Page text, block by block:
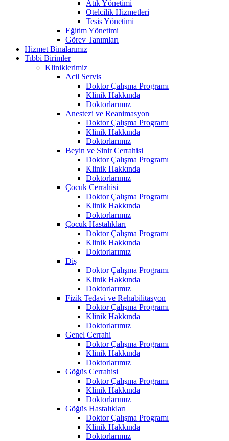
Atık Yönetimi
Otelcilik Hizmetleri
Tesis Yönetimi
Eğitim Yönetimi
Görev Tanımları
Hizmet Binalarımız
Tıbbi Birimler
Kliniklerimiz
Acil Servis
Doktor Çalışma Programı
Klinik Hakkında
Doktorlarımız
Anestezi ve Reanimasyon
Doktor Çalışma Programı
Klinik Hakkında
Doktorlarımız
Beyin ve Sinir Cerrahisi
Doktor Çalışma Programı
Klinik Hakkında
Doktorlarımız
Çocuk Cerrahisi
Doktor Çalışma Programı
Klinik Hakkında
Doktorlarımız
Çocuk Hastalıkları
Doktor Çalışma Programı
Klinik Hakkında
Doktorlarımız
Diş
Doktor Çalışma Programı
Klinik Hakkında
Doktorlarımız
Fizik Tedavi ve Rehabilitasyon
Doktor Çalışma Programı
Klinik Hakkında
Doktorlarımız
Genel Cerrahi
Doktor Çalışma Programı
Klinik Hakkında
Doktorlarımız
Göğüs Cerrahisi
Doktor Çalışma Programı
Klinik Hakkında
Doktorlarımız
Göğüs Hastalıkları
Doktor Çalışma Programı
Klinik Hakkında
Doktorlarımız